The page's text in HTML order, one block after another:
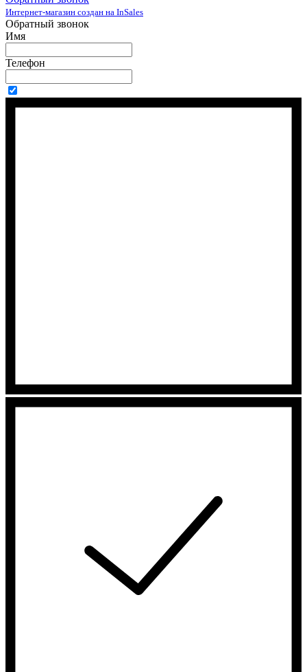
Интернет-магазин создан на InSales
Обратный звонок
Имя
Телефон